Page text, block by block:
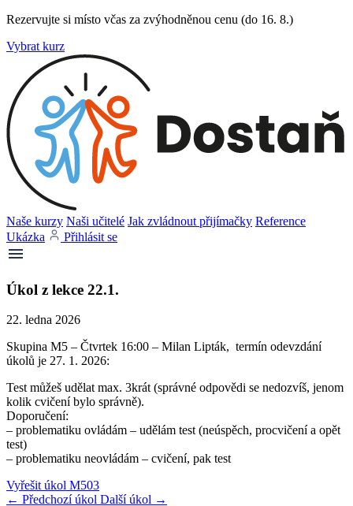
Rezervujte si místo včas za zvýhodněnou cenu (do 16. 8.)
Vybrat kurz
Naše kurzy Naši učitelé Jak zvládnout přijímačky Reference
Ukázka
Přihlásit se
Úkol z lekce 22.1.
22. ledna 2026
Skupina M5 – Čtvrtek 16:00 – Milan Lipták, termín odevzdání
úkolů je 27. 1. 2026:
Test můžeš udělat max. 3krát (správné odpovědi se nedozvíš, jenom
kolik cvičení bylo správně).
Doporučení:
– problematiku ovládám – udělám test (neúspěch, procvičení a opět
test)
– problematiku neovládám – cvičení, pak test
Vyřešit úkol M503
← Předchozí úkol Další úkol →